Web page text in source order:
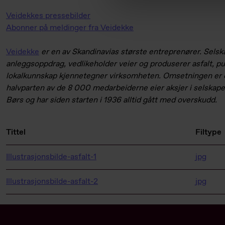
Veidekkes pressebilder
Abonner på meldinger fra Veidekke
Veidekke er en av Skandinavias største entreprenører.
anleggsoppdrag, vedlikeholder veier og produserer asfalt,
lokalkunnskap kjennetegner virksomheten. Omsetningen er
halvparten av de 8 000 medarbeiderne eier aksjer i
Børs og har siden starten i 1936 alltid gått med overskudd.
Tittel Filtype
Illustrasjonsbilde-asfalt-1 jpg
Illustrasjonsbilde-asfalt-2 jpg